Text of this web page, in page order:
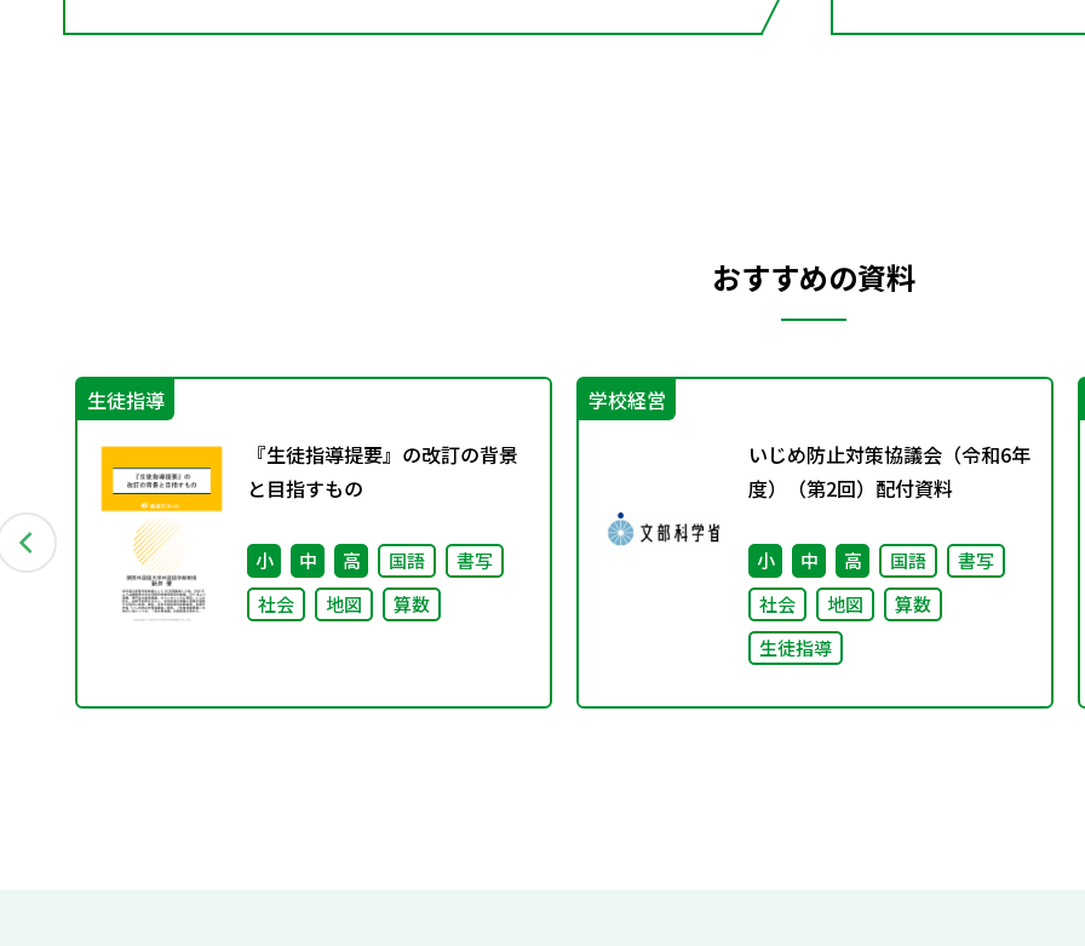
おすすめの資料
生徒指導
『生徒指導提要』の改訂の背景
と目指すもの
小 中 高 国語
書写
社会
地図 算数
学校経営
いじめ防止対策協議会（令和6年
度）（第2回）配付資料
小 中 高 国語
書写
社会
地図
算数
生徒指導